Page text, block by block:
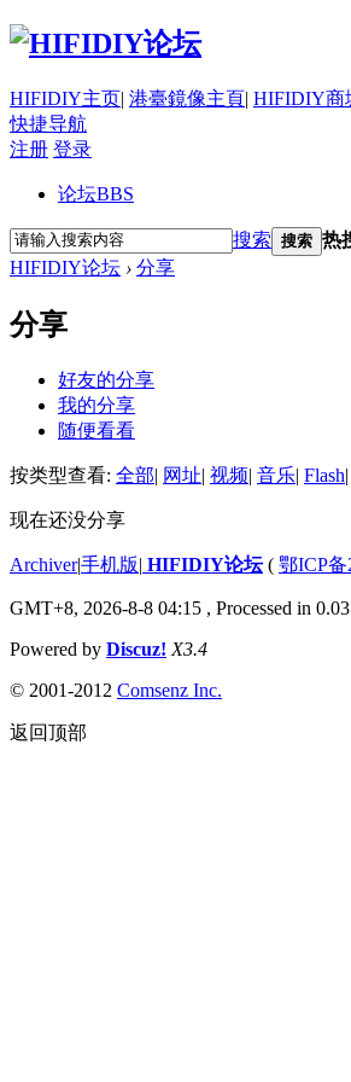
HIFIDIY主页| 港臺鏡像主頁| HIFIDIY商
快捷导航
注册 登录
论坛BBS
搜索 搜索 热
HIFIDIY论坛 › 分享
分享
好友的分享
我的分享
随便看看
按类型查看: 全部| 网址| 视频| 音乐| Flash|
现在还没分享
Archiver|手机版| HIFIDIY论坛( 鄂ICP备
GMT+8, 2026-8-8 04:15 , Processed in
Powered by Discuz! X3.4
© 2001-2012 Comsenz Inc.
返回顶部